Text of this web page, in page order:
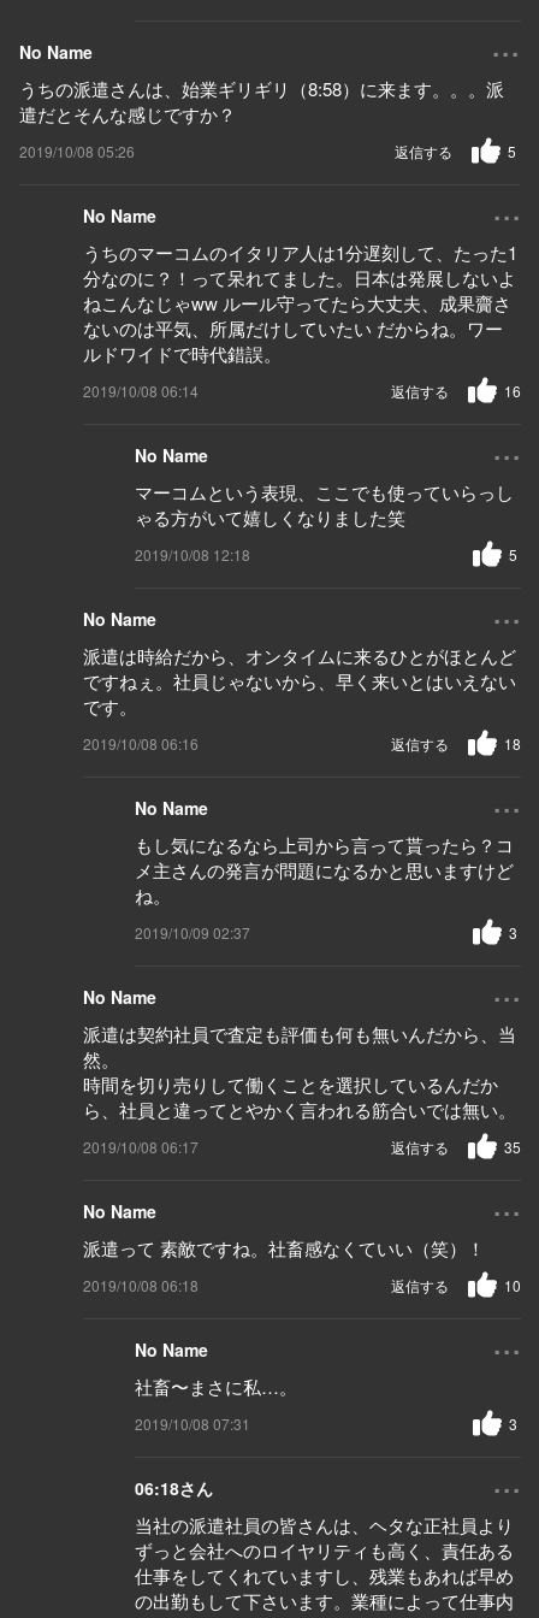
No Name ...
うちの派遣さんは、始業ギリギリ（8:58）に来ます。。。派
遣だとそんな感じですか？
2019/10/08 05:26 5
返信する
No Name ...
うちのマーコムのイタリア人は1分遅刻して、たった1
分なのに？！って呆れてました。日本は発展しないよ
ねこんなじゃww ルール守ってたら大丈夫、成果齎さ
ないのは平気、所属だけしていたい だからね。ワー
ルドワイドで時代錯誤。
2019/10/08 06:14 16
返信する
No Name ...
マーコムという表現、ここでも使っていらっし
ゃる方がいて嬉しくなりました笑
2019/10/08 12:18 5
No Name ...
派遣は時給だから、オンタイムに来るひとがほとんど
ですねぇ。社員じゃないから、早く来いとはいえない
です。
2019/10/08 06:16 18
返信する
No Name ...
もし気になるなら上司から言って貰ったら？コ
メ主さんの発言が問題になるかと思いますけど
ね。
2019/10/09 02:37 3
No Name ...
派遣は契約社員で査定も評価も何も無いんだから、当
然。
時間を切り売りして働くことを選択しているんだか
ら、社員と違ってとやかく言われる筋合いでは無い。
2019/10/08 06:17 35
返信する
No Name ...
派遣って 素敵ですね。社畜感なくていい（笑）！
2019/10/08 06:18 10
返信する
No Name ...
社畜〜まさに私…。
2019/10/08 07:31 3
06:18さん ...
当社の派遣社員の皆さんは、ヘタな正社員より
ずっと会社へのロイヤリティも高く、責任ある
仕事をしてくれていますし、残業もあれば早め
の出勤もして下さいます。業種によって仕事内